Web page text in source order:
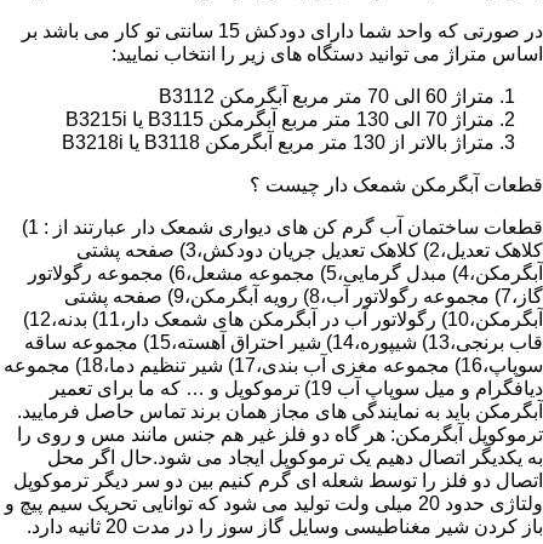
در صورتی که واحد شما دارای دودکش 15 سانتی تو کار می باشد بر
اساس متراژ می توانید دستگاه های زیر را انتخاب نمایید:
متراژ 60 الی 70 متر مربع آبگرمکن B3112
متراژ 70 الی 130 متر مربع آبگرمکن B3115 یا B3215i
متراژ بالاتر از 130 متر مربع آبگرمکن B3118 یا B3218i
قطعات آبگرمکن شمعک دار چیست ؟
قطعات ساختمان آب گرم کن های دیواری شمعک دار عبارتند از : 1)
کلاهک تعدیل،2) کلاهک تعدیل جریان دودکش،3) صفحه پشتی
آبگرمکن،4) مبدل گرمایی،5) مجموعه مشعل،6) مجموعه رگولاتور
گاز،7) مجموعه رگولاتور آب،8) رویه آبگرمکن،9) صفحه پشتی
آبگرمکن،10) رگولاتور آب در آبگرمکن های شمعک دار،11) بدنه،12)
قاب برنجی،13) شیپوره،14) شیر احتراق آهسته،15) مجموعه ساقه
سوپاپ،16) مجموعه مغزی آب بندی،17) شیر تنظیم دما،18) مجموعه
دیافگرام و میل سوپاپ آب 19) ترموکوپل و … که ما برای تعمیر
آبگرمکن باید به نمایندگی های مجاز همان برند تماس حاصل فرمایید.
ترموکوپل آبگرمکن: هر گاه دو فلز غیر هم جنس مانند مس و روی را
به یکدیگر اتصال دهیم یک ترموکوپل ایجاد می شود.حال اگر محل
اتصال دو فلز را توسط شعله ای گرم کنیم بین دو سر دیگر ترموکوپل
ولتاژی حدود 20 میلی ولت تولید می شود که توانایی تحریک سیم پیچ و
باز کردن شیر مغناطیسی وسایل گاز سوز را در مدت 20 ثانیه دارد.